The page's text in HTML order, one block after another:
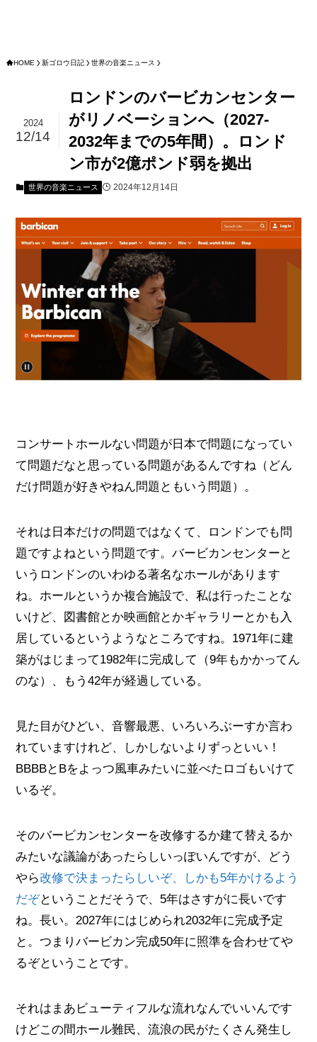
HOME 新ゴロウ日記 世界の音楽ニュース
ロンドンのバービカンセンター
がリノベーションへ（2027-
2032年までの5年間）。ロンド
ン市が2億ポンド弱を拠出
2024
12/14
世界の音楽ニュース 2024年12月14日
コンサートホールない問題が日本で問題になってい
て問題だなと思っている問題があるんですね（どん
だけ問題が好きやねん問題ともいう問題）。
それは日本だけの問題ではなくて、ロンドンでも問
題ですよねという問題です。バービカンセンターと
いうロンドンのいわゆる著名なホールがあります
ね。ホールというか複合施設で、私は行ったことな
いけど、図書館とか映画館とかギャラリーとかも入
居しているというようなところですね。1971年に建
築がはじまって1982年に完成して（9年もかかってん
のな）、もう42年が経過している。
見た目がひどい、音響最悪、いろいろぶーすか言わ
れていますけれど、しかしないよりずっといい！
BBBBとBをよっつ風車みたいに並べたロゴもいけて
いるぞ。
そのバービカンセンターを改修するか建て替えるか
みたいな議論があったらしいっぽいんですが、どう
やら改修で決まったらしいぞ、しかも5年かけるよう
だぞということだそうで、5年はさすがに長いです
ね。長い。2027年にはじめられ2032年に完成予定
と。つまりバービカン完成50年に照準を合わせてや
るぞということです。
それはまあビューティフルな流れなんでいいんです
けどこの間ホール難民、流浪の民がたくさん発生し